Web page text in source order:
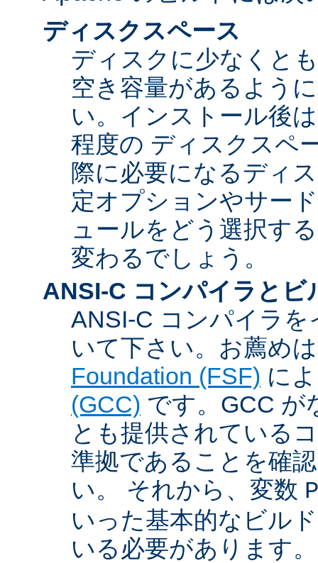
ディスクスペース
ディスクに少なくと
空き容量があるよう
い。インストール後
程度の ディスクスペ
際に必要になるディ
定オプションやサー
ュールをどう選択す
変わるでしょう。
ANSI-C コンパイラとビ
ANSI-C コンパイラ
いて下さい。お薦め
Foundation (FSF) に
(GCC) です。GCC が
とも提供されている
準拠であることを確
い。 それから、変数
いった基本的なビル
いる必要があります。